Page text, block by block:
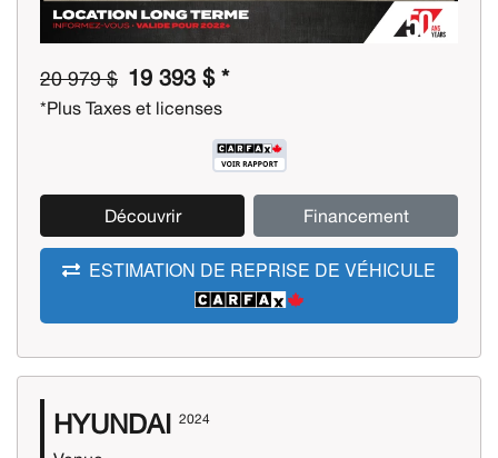
20 979 $ 19 393 $ *
*Plus Taxes et licenses
Découvrir Financement
ESTIMATION DE REPRISE DE VÉHICULE
HYUNDAI 2024